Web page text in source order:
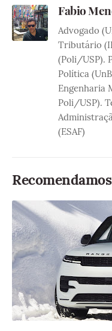
Fabio
Advogado
Tributário
(Poli/USP).
Política
Engenharia
Poli/USP).
(ESAF)
Recomendamos